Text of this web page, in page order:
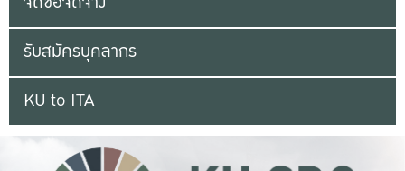
รับสมัครบุคลากร
KU to ITA